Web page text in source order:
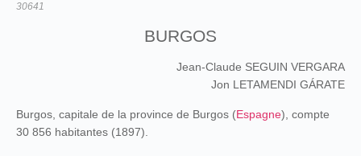
30641
BURGOS
Jean-Claude SEGUIN VERGARA
Jon LETAMENDI GÁRATE
Burgos, capitale de la province de Burgos (Espagne), compte
30 856 habitantes (1897).